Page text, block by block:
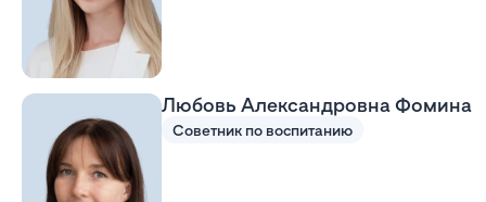
Любовь Александровна Фомина
Советник по воспитанию